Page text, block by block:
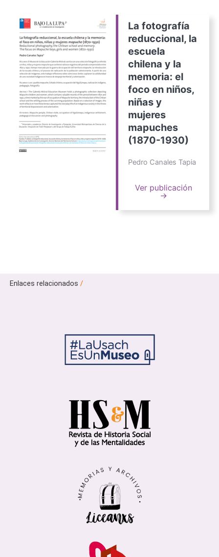
La fotografía
reduccional, la
escuela
chilena y la
memoria: el
foco en niños,
niñas y
mujeres
mapuches
(1870-1930)
Pedro Canales Tapia
Ver publicación
→
Enlaces relacionados /